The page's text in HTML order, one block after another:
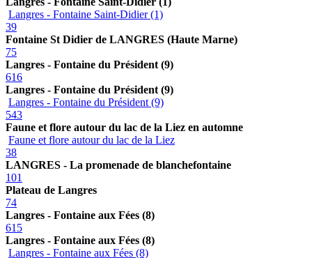
Langres - Fontaine Saint-Didier (1)
39
Fontaine St Didier de LANGRES (Haute Marne)
75
Langres - Fontaine du Président (9)
616
Langres - Fontaine du Président (9)
Langres - Fontaine du Président (9)
543
Faune et flore autour du lac de la Liez en automne
Faune et flore autour du lac de la Liez
38
LANGRES - La promenade de blanchefontaine
101
Plateau de Langres
74
Langres - Fontaine aux Fées (8)
615
Langres - Fontaine aux Fées (8)
Langres - Fontaine aux Fées (8)